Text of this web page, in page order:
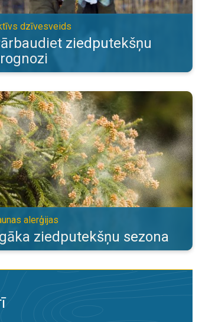
dzīvesveids
ziedputekšņu
ziedputekšņu sezona. Jaunas alerģijas. . .
alerģijas
ziedputekšņu sezona